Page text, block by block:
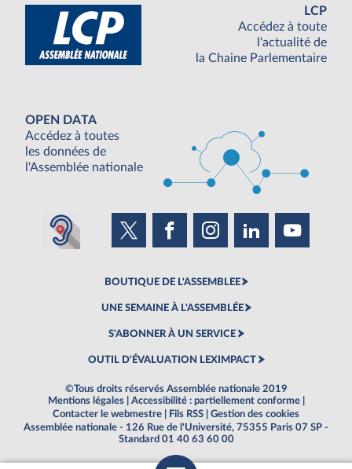
LCP
Accédez à toute
l'actualité de
la Chaine Parlementaire
OPEN DATA
Accédez à toutes
les données de
l'Assemblée nationale
BOUTIQUE DE L'ASSEMBLEE
UNE SEMAINE À L'ASSEMBLÉE
S'ABONNER À UN SERVICE
OUTIL D'ÉVALUATION LEXIMPACT
©Tous droits réservés Assemblée nationale 2019
Mentions légales
Accessibilité : partiellement conforme
Contacter le webmestre
Fils RSS
Gestion des cookies
Assemblée nationale - 126 Rue de l'Université, 75355 Paris 07 SP -
Standard 01 40 63 60 00